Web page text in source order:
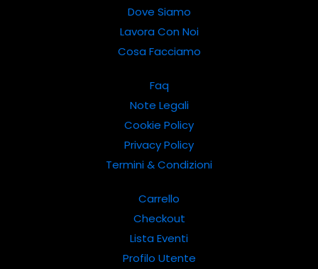
Dove Siamo
Lavora Con Noi
Cosa Facciamo
Faq
Note Legali
Cookie Policy
Privacy Policy
Termini & Condizioni
Carrello
Checkout
Lista Eventi
Profilo Utente